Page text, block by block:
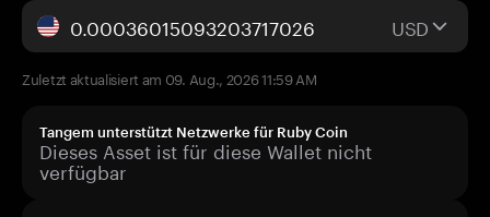
USD
Zuletzt aktualisiert am 09. Aug., 2026 11:59 AM
Tangem unterstützt Netzwerke für Ruby Coin
Dieses Asset ist für diese Wallet nicht
verfügbar